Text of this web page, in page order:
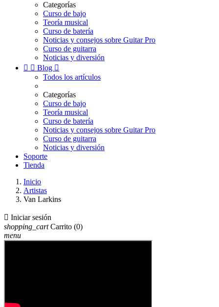
Categorías
Curso de bajo
Teoría musical
Curso de batería
Noticias y consejos sobre Guitar Pro
Curso de guitarra
Noticias y diversión
  Blog 
Todos los artículos
Categorías
Curso de bajo
Teoría musical
Curso de batería
Noticias y consejos sobre Guitar Pro
Curso de guitarra
Noticias y diversión
Soporte
Tienda
Inicio
Artistas
Van Larkins
 Iniciar sesión
shopping_cart Carrito (0)
menu